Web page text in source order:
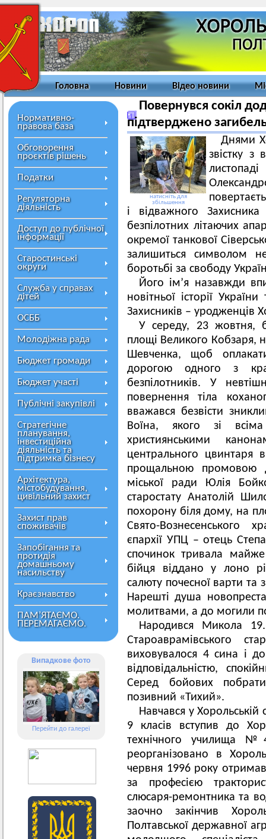
Головна Новини Відео новини
Нормативно-
правова база
Обговорення
проєктів рішень
Податки
Регуляторна
діяльність
Доступ до публічної
інформації
Старостинські
округи
Служба у справах
дітей
ОСББ
Молодіжна рада
Бюджет громади
Бюджет участі
Публічні закупівлі
Стратегічне
планування,
інвестиційна
діяльність та
підтримка бізнесу
Архітектура,
містобудування,
цивільний захист
Захист прав
споживачів
Запобігання та
протидія
домашньому
насильству
Краєзнавство
ПАМ’ЯТАЄМО.
ПЕРЕМАГАЄМО.
Випадкове фото
Перейти до галереї
Повернувся сокіл
підтверджено
натисніть для
збільшення
Днями
звістку з
і відважного
безпілотних літаючих
окремої танкової
залишиться символом
боротьбі за свободу
Його ім’я назавжди
новітньої історії
Захисників – уродженців
У середу, 23 жовтня,
площі Великого Кобзаря,
Шевченка, щоб
дорогою одного з
безпілотників. У
повернення тіла
вважався безвісти
Воїна, якого зі
християнськими
центрального
прощальною промовою
міської ради Юлія
старостату Анатолій
похорону біля дому, на
Свято-Вознесенського
єпархії УПЦ – отець
спочинок тривала
бійця віддано у лоно
салюту почесної варти та
Нарешті душа
молитвами, а до могили
Народився Микола
Староаврамівського
виховувалося 4 сина і
відповідальністю,
Серед бойових
позивний «Тихий».
Навчався у
9 класів вступив до
технічного училища
реорганізовано в
червня 1996 року
за професією
слюсаря-ремонтника та
заочно закінчив
Полтавської державної